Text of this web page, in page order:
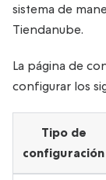
sistema de
Tiendanube.
La página de
configurar los
Tipo de
configuración